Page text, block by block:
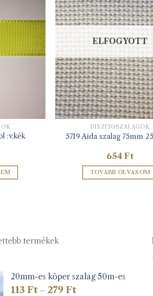
:v.kék
ELFOGYOTT
DÍSZÍTŐSZALAGOK
5719 Aida szalag 75mm
654Ft
TOVÁBB OLVASOM
termékek
20mm-es köper szalag 50m-es
113Ft – 279FtÁrtartomány: